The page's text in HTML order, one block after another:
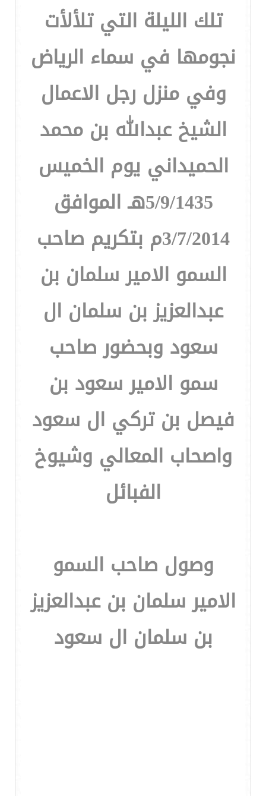
تلك الليلة التي تلألأت
نجومها في سماء الرياض
وفي منزل رجل الاعمال
الشيخ عبدالله بن محمد
الحميداني يوم الخميس
5/9/1435هـ الموافق
3/7/2014م بتكريم صاحب
السمو الامير سلمان بن
عبدالعزيز بن سلمان ال
سعود وبحضور صاحب
سمو الامير سعود بن
فيصل بن تركي ال سعود
واصحاب المعالي وشيوخ
الفبائل
وصول صاحب السمو
الامير سلمان بن عبدالعزيز
بن سلمان ال سعود